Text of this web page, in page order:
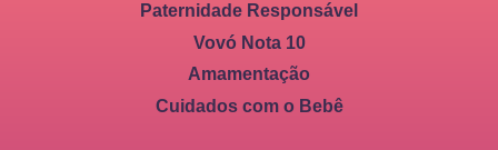
Paternidade Responsável
Vovó Nota 10
Amamentação
Cuidados com o Bebê